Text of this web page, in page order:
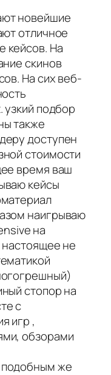
новейшие
отличное
кейсов. На
скинов
На сих веб-
узкий подбор
также
доступен
стоимости
время ваш
кейсы
наигрываю
на
не
стопор на
с
игр ,
обзорами
же